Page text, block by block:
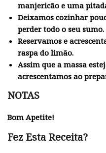
manjericão e uma
Deixamos cozinhar
perder todo o seu sumo.
Reservamos e
raspa do limão.
Assim que a massa
acrescentamos ao
NOTAS
Bom Apetite!
Fez Esta Receita?